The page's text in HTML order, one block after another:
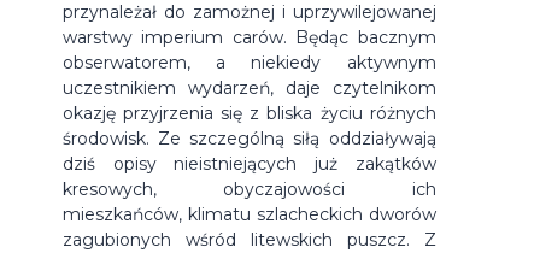
przynależał do zamożnej i uprzywilejowanej
warstwy imperium carów. Będąc bacznym
obserwatorem, a niekiedy aktywnym
uczestnikiem wydarzeń, daje czytelnikom
okazję przyjrzenia się z bliska życiu różnych
środowisk. Ze szczególną siłą oddziaływają
dziś opisy nieistniejących już zakątków
kresowych, obyczajowości ich
mieszkańców, klimatu szlacheckich dworów
zagubionych wśród litewskich puszcz. Z